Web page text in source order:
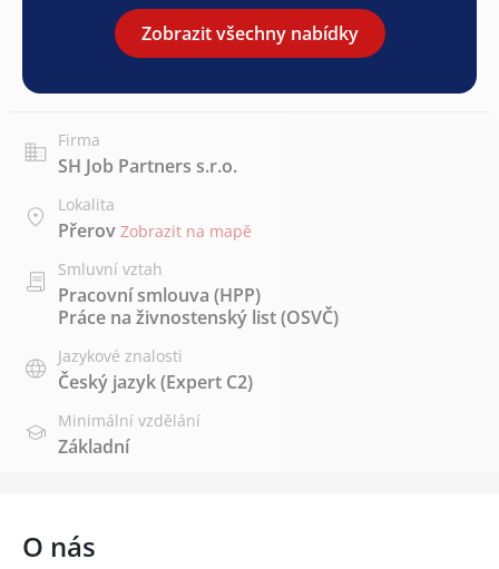
Zobrazit všechny nabídky
Firma
SH Job Partners s.r.o.
Lokalita
Přerov Zobrazit na mapě
Smluvní vztah
Pracovní smlouva (HPP)
Práce na živnostenský list (OSVČ)
Jazykové znalosti
Český jazyk(Expert C2)
Minimální vzdělání
Základní
O nás